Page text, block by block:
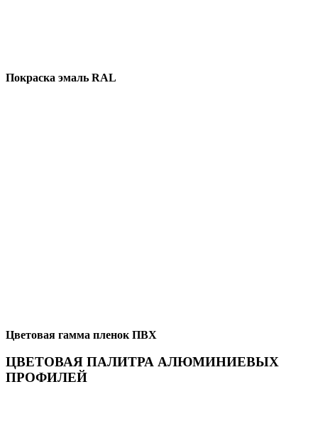
Покраска эмаль RAL
Цветовая гамма пленок ПВХ
ЦВЕТОВАЯ ПАЛИТРА АЛЮМИНИЕВЫХ
ПРОФИЛЕЙ